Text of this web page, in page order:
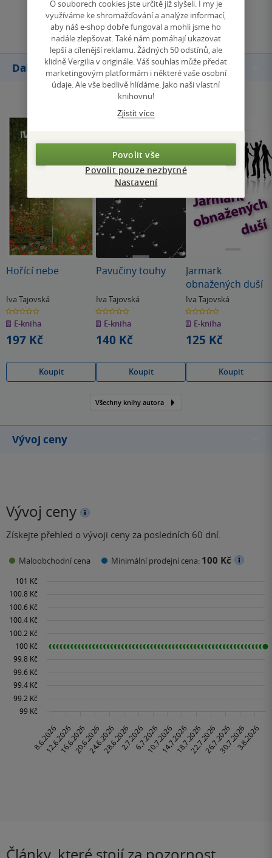
Přidat hodnocení
Další knihy autora
Hořící nebe
Iva Tajovská
0.0
z
5
hvězdiček
E-kniha
197 Kč
Koupit
Pavučiny touhy
Iva Tajovská
0.0
z
5
hvězdiček
E-kniha
140 Kč
Koupit
Jarmark
obnažených duší
Iva Tajovská
0.0
z
5
hvězdiček
E-kniha
125 Kč
Koupit
Všechny knihy autora
Vývoj ceny
Vývoj ceny
Získejte přehled o vývoji ceny za posledních 60 dní.
Maloobchodní cena Minimální prodejní cena: 100 Kč
O souborech cookies jste určitě již slyšeli. I my je
využíváme ke shromažďování a analýze informací,
aby náš e-shop dobře fungoval a mohli jsme ho
nadále zlepšovat. Také nám pomáhají ukazovat
lepší a cílenější reklamu. Žádných 50 odstínů, ale
klidně Vergilia v originále. Váš souhlas může předat
marketingovým platformám i některé vaše osobní
údaje. Ale vše bedlivě hlídáme. Jako naši vlastní
knihovnu!
Zjistit více
Povolit vše
Povolit pouze nezbytné
Nastavení